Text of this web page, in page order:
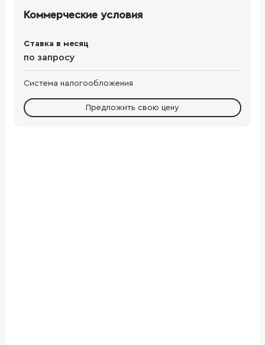
Коммерческие условия
Ставка в месяц
по запросу
Система налогообложения
Предложить свою цену